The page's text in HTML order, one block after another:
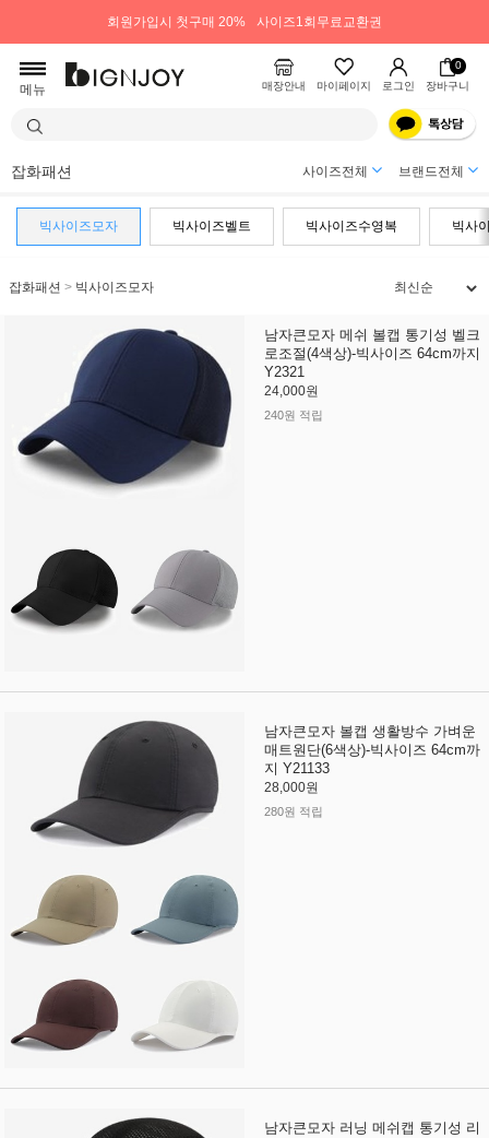
회원가입시 첫구매 20% 사이즈1회무료교환권
메뉴 매장안내 마이페이지 로그인
0
장바구니
잡화패션 사이즈전체 브랜드전체
빅사이즈모자 빅사이즈벨트 빅사이즈수영복 빅사
잡화패션 > 빅사이즈모자
남자큰모자 메쉬 볼캡 통기성 벨크
로조절(4색상)-빅사이즈 64cm까지
Y2321
24,000원
240원 적립
남자큰모자 볼캡 생활방수 가벼운
매트원단(6색상)-빅사이즈 64cm까
지 Y21133
28,000원
280원 적립
남자큰모자 러닝 메쉬캡 통기성 리